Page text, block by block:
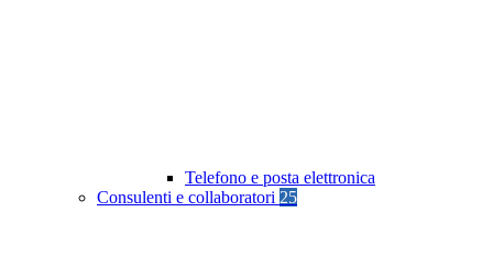
Telefono e posta elettronica
Consulenti e collaboratori 25